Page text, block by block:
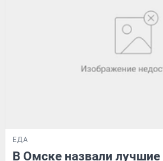
ЕДА
В Омске назвали